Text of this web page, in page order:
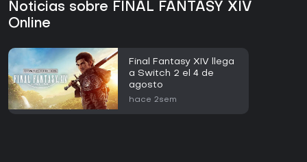
Noticias sobre FINAL FANTASY XIV
Online
Final Fantasy XIV llega
a Switch 2 el 4 de
agosto
hace 2sem